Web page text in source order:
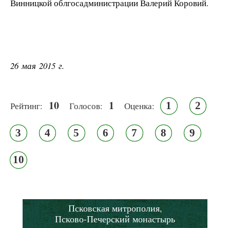
Винницкой облгосадминистрации Валерий Коровий.
26 мая 2015 г.
Рейтинг: 10 Голосов: 1 Оценка: 1 2
3 4 5 6 7 8 9
10
Псковская митрополия,
Псково-Печерский монастырь